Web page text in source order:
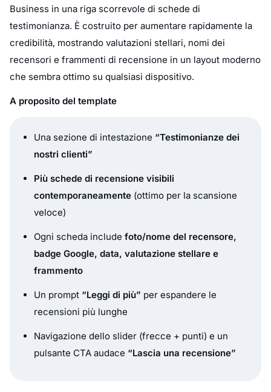
Business in una riga scorrevole di schede di
testimonianza. È costruito per aumentare rapidamente la
credibilità, mostrando valutazioni stellari, nomi dei
recensori e frammenti di recensione in un layout moderno
che sembra ottimo su qualsiasi dispositivo.
A proposito del template
Una sezione di intestazione “Testimonianze dei
nostri clienti”
Più schede di recensione visibili
contemporaneamente (ottimo per la scansione
veloce)
Ogni scheda include foto/nome del recensore,
badge Google, data, valutazione stellare e
frammento
Un prompt “Leggi di più” per espandere le
recensioni più lunghe
Navigazione dello slider (frecce + punti) e un
pulsante CTA audace “Lascia una recensione”